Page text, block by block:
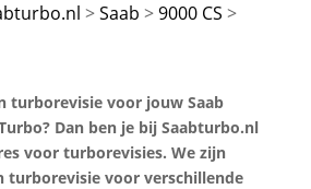
Saab
9000 CS
turborevisie voor jouw Saab
Turbo? Dan ben je bij Saabturbo.nl
voor turborevisies. We zijn
turborevisie voor verschillende